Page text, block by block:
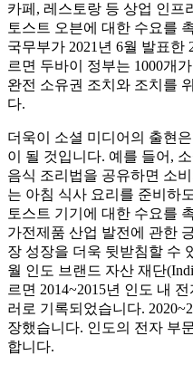
카페, 레스토랑 등 상업 인프
토스트 오븐에 대한 수요를
국무부가 2021년 6월 발표한
르면 두바이 정부는 1000개
완전 소유권 조치와 조치를
다.
더욱이 소셜 미디어의 출현
이 될 것입니다. 예를 들어,
음식 조리법을 공유하면 소
는 아침 식사 요리를 준비하
토스트 기기에 대한 수요를
가전제품 산업 발전에 관한
장 성장을 더욱 뒷받침할 수
월 인도 브랜드 자산 재단
르면 2014~2015년 인도 내
러로 기록되었습니다.
장했습니다. 인도의 전자 부
합니다.